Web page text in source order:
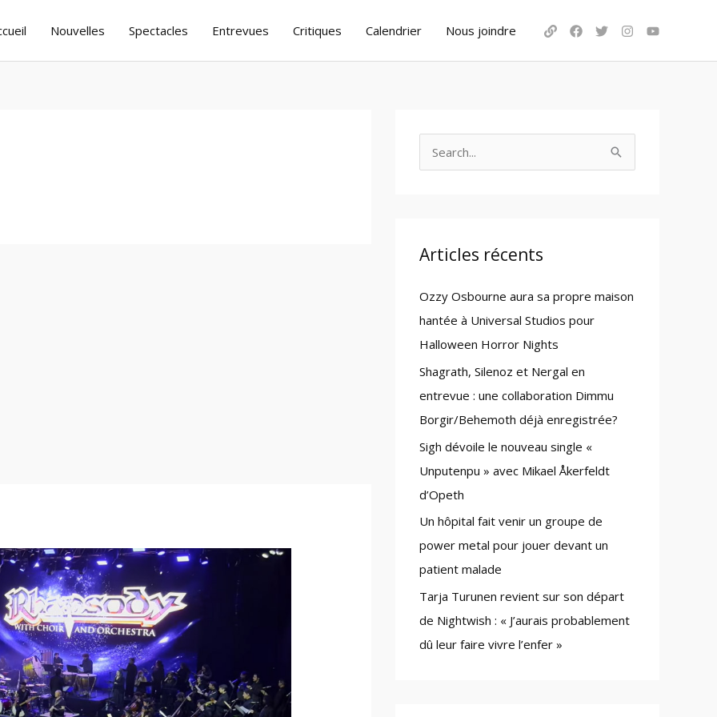
Nouvelles Spectacles Entrevues Critiques Calendrier Nous joindre
c
f
o
r
:
Articles récents
Ozzy Osbourne aura sa propre maison
hantée à Universal Studios pour
Halloween Horror Nights
Shagrath, Silenoz et Nergal en
entrevue : une collaboration Dimmu
Borgir/Behemoth déjà enregistrée?
Sigh dévoile le nouveau single «
Unputenpu » avec Mikael Åkerfeldt
d’Opeth
Un hôpital fait venir un groupe de
power metal pour jouer devant un
patient malade
Tarja Turunen revient sur son départ
de Nightwish : « J’aurais probablement
dû leur faire vivre l’enfer »